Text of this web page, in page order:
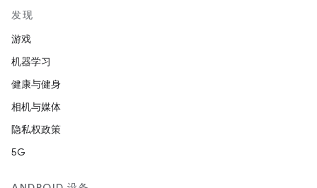
发现
游戏
机器学习
健康与健身
相机与媒体
隐私权政策
5G